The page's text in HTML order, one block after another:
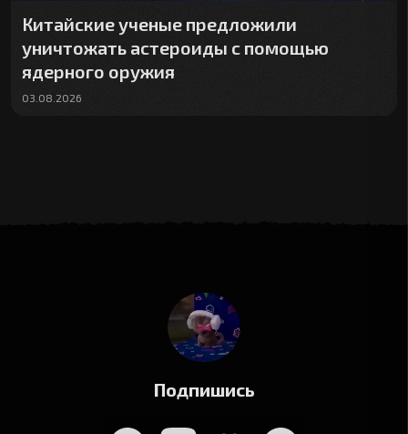
Китайские ученые предложили
уничтожать астероиды с помощью
ядерного оружия
03.08.2026
Подпишись